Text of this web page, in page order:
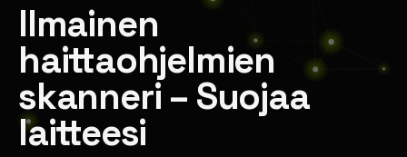
Ilmainen
haittaohjelmien
skanneri – Suojaa
laitteesi